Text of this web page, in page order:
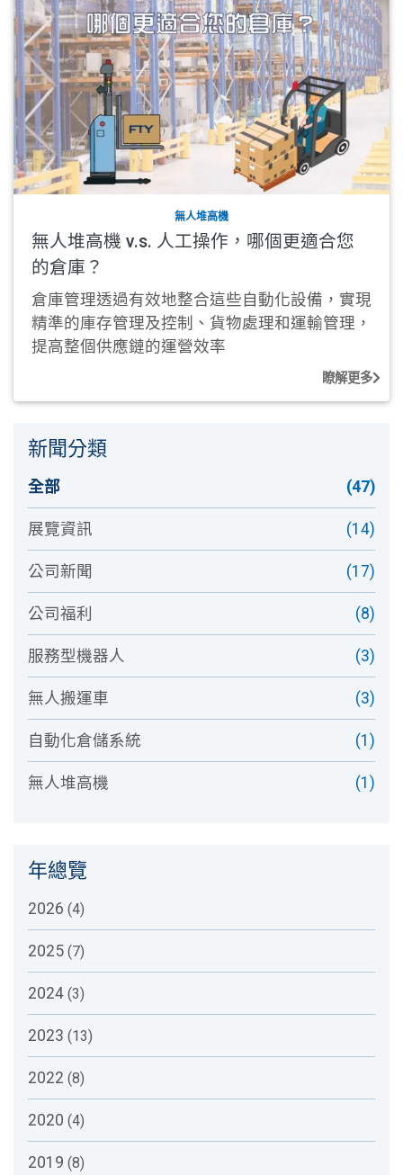
無人堆高機
無人堆高機 v.s. 人工操作，哪個更適合您
的倉庫？
倉庫管理透過有效地整合這些自動化設備，實現
精準的庫存管理及控制、貨物處理和運輸管理，
提高整個供應鏈的運營效率
瞭解更多
新聞分類
全部 (47)
展覽資訊 (14)
公司新聞 (17)
公司福利 (8)
服務型機器人 (3)
無人搬運車 (3)
自動化倉儲系統 (1)
無人堆高機 (1)
年總覽
2026 (4)
2025 (7)
2024 (3)
2023 (13)
2022 (8)
2020 (4)
2019 (8)